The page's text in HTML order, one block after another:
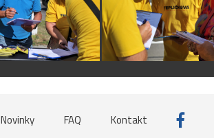
Novinky FAQ Kontakt